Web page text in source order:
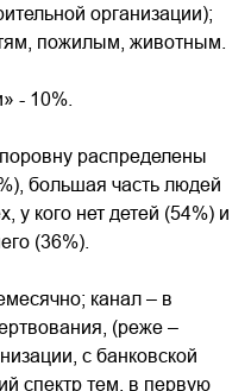
организации);
пожилым, животным.
- 10%.
распределены
большая часть людей
у кого нет детей (54%) и
(36%).
канал – в
(реже –
с банковской
спектр тем, в первую